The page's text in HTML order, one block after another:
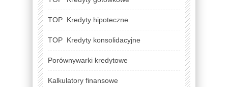
TOP Kredyty hipoteczne
TOP Kredyty konsolidacyjne
Porównywarki kredytowe
Kalkulatory finansowe